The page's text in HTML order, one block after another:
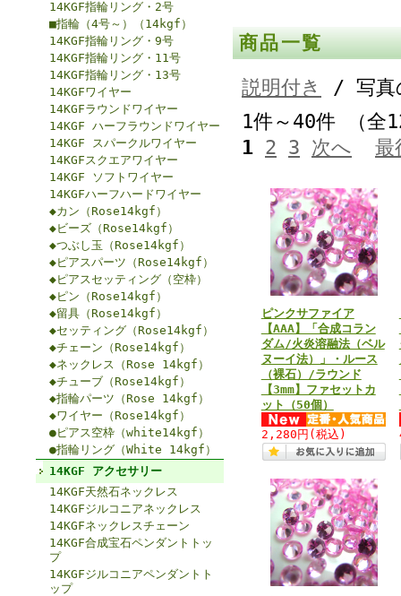
14KGF指輪リング・2号
■指輪（4号～）（14kgf）
14KGF指輪リング・9号
14KGF指輪リング・11号
14KGF指輪リング・13号
14KGFワイヤー
14KGFラウンドワイヤー
14KGF ハーフラウンドワイヤー
14KGF スパークルワイヤー
14KGFスクエアワイヤー
14KGF ソフトワイヤー
14KGFハーフハードワイヤー
◆カン（Rose14kgf）
◆ビーズ（Rose14kgf）
◆つぶし玉（Rose14kgf）
◆ピアスパーツ（Rose14kgf）
◆ピアスセッティング（空枠）
◆ピン（Rose14kgf）
◆留具（Rose14kgf）
◆セッティング（Rose14kgf）
◆チェーン（Rose14kgf）
◆ネックレス（Rose 14kgf）
◆チューブ（Rose14kgf）
◆指輪パーツ（Rose 14kgf）
◆ワイヤー（Rose14kgf）
●ピアス空枠（white14kgf）
●指輪リング（White 14kgf）
14KGF アクセサリー
14KGF天然石ネックレス
14KGFジルコニアネックレス
14KGFネックレスチェーン
14KGF合成宝石ペンダントトッ
プ
14KGFジルコニアペンダントト
ップ
商品一覧
説明付き
/ 写真
1件～40件 （
1 2 3 次へ 最
ピンクサファイア
【AAA】「合成コラン
ダム/火炎溶融法（ベル
ヌーイ法）」・ルース
（裸石）/ラウンド
【3mm】ファセットカ
ット（50個）
2,280円 (税込)